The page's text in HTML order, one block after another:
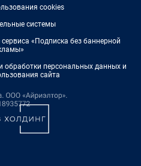
cookies
системы
«Подписка без баннерной
обработки персональных данных и
сайта